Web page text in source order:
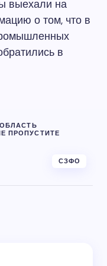
выехали на
о том, что в
в
ПРОПУСТИТЕ
СЗФО